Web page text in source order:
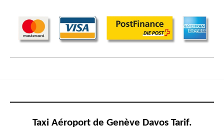
Taxi Aéroport de Genève Davos Tarif.